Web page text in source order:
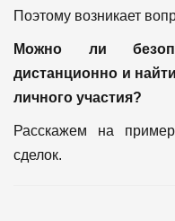
Поэтому возникает
Можно ли
дистанционно и
личного участия?
Расскажем на
сделок.